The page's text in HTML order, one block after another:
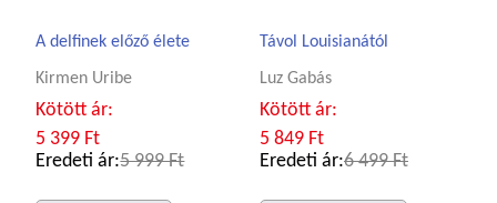
A delfinek előző élete
Kirmen Uribe
Kötött ár:
5 399 Ft
Eredeti ár:5 999 Ft
Távol Louisianától
Luz Gabás
Kötött ár:
5 849 Ft
Eredeti ár:6 499 Ft